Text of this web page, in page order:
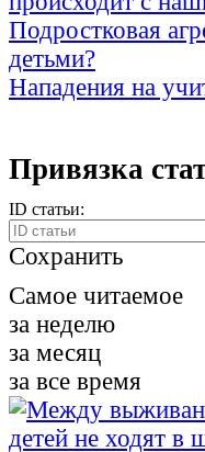
Подростковая
детьми?
Нападения на
Привязка
ID статьи:
Сохранить
Самое читаемое
за неделю
за месяц
за все время